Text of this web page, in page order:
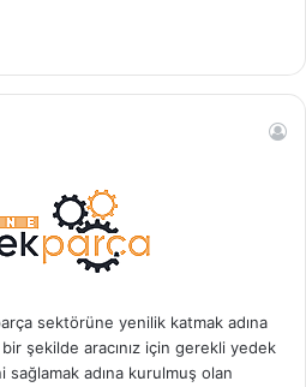
sektörüne yenilik katmak adına
şekilde aracınız için gerekli yedek
sağlamak adına kurulmuş olan